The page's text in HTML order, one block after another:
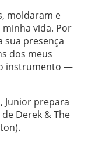
moldaram e
vida. Por
sua presença
dos meus
instrumento —
Junior prepara
Derek & The